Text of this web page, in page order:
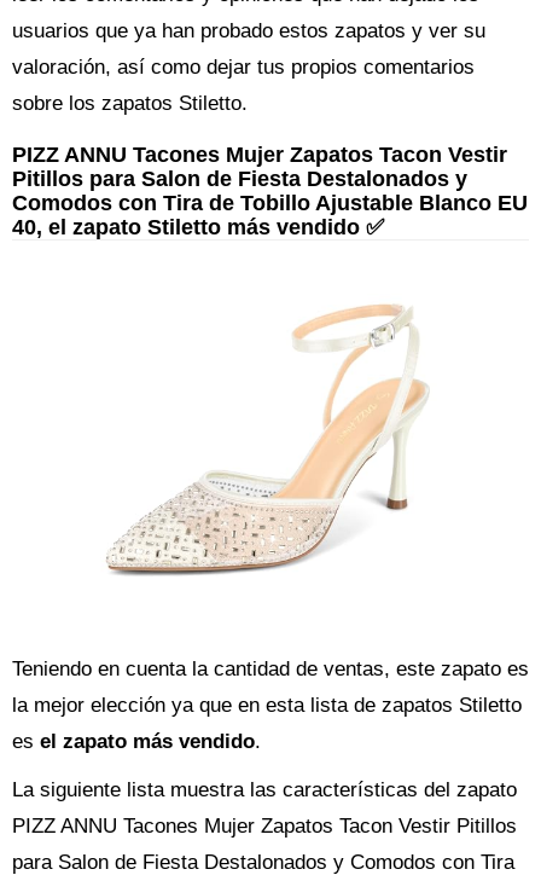
usuarios que ya han probado estos zapatos y ver su
valoración, así como dejar tus propios comentarios
sobre los zapatos Stiletto.
PIZZ ANNU Tacones Mujer Zapatos Tacon Vestir
Pitillos para Salon de Fiesta Destalonados y
Comodos con Tira de Tobillo Ajustable Blanco EU
40, el zapato Stiletto más vendido ✅
Teniendo en cuenta la cantidad de ventas, este zapato es
la mejor elección ya que en esta lista de zapatos Stiletto
es el zapato más vendido.
La siguiente lista muestra las características del zapato
PIZZ ANNU Tacones Mujer Zapatos Tacon Vestir Pitillos
para Salon de Fiesta Destalonados y Comodos con Tira